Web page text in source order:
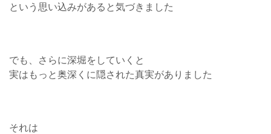
という思い込みがあると気づきました
でも、さらに深堀をしていくと
実はもっと奥深くに隠された真実がありました
それは